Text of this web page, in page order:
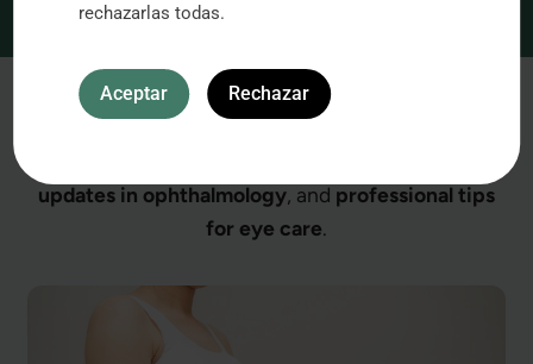
Blog
updates in ophthalmology, and professional tips
for eye care.
rechazarlas todas.
Aceptar Rechazar